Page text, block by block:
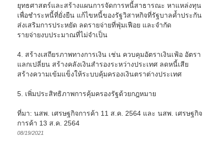
ยุทธศาสตร์และสร้างแผนการจัดการหนี้สาธารณะ หาแหล่งทุน
เพื่อชำระหนี้ที่ยั่งยืน แก้ไขหนี้ของรัฐวิสาหกิจที่รัฐบาลค้ำประกัน
ส่งเสริมการประหยัด ลดรายจ่ายที่ฟุ่มเฟือย และจำกัด
รายจ่ายงบประมาณที่ไม่จำเป็น
4. สร้างเสถียรภาพทางการเงิน เช่น ควบคุมอัตราเงินเฟ้อ อัตรา
แลกเปลี่ยน สร้างคลังเงินสำรองระหว่างประเทศ ลดหนี้เสีย
สร้างความเข้มแข็งให้ระบบคุ้มครองเงินตราต่างประเทศ
5. เพิ่มประสิทธิภาพการคุ้มครองรัฐด้วยกฎหมาย
ที่มา: นสพ. เศรษฐกิจการค้า 11 ส.ค. 2564 และ นสพ. เศรษฐกิจ
การค้า 13 ส.ค. 2564
08/19/2021